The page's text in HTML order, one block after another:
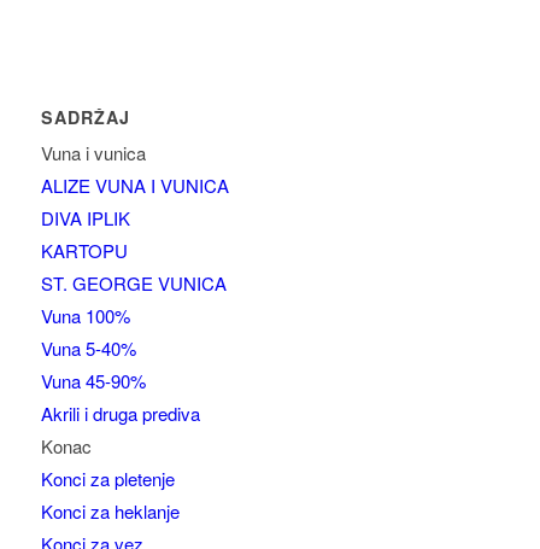
SADRŽAJ
Vuna i vunica
ALIZE VUNA I VUNICA
DIVA IPLIK
KARTOPU
ST. GEORGE VUNICA
Vuna 100%
Vuna 5-40%
Vuna 45-90%
Akrili i druga prediva
Konac
Konci za pletenje
Konci za heklanje